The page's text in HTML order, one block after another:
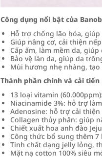
Công dụng nổi bật của
Hỗ trợ chống lão hóa,
Giúp nâng cơ, cải thiện
Cấp ẩm, làm mềm da,
Bảo vệ làn da, giúp da
Mùi hương nhẹ nhàng,
Thành phần chính và cải
13 loại vitamin
Niacinamide 3%: hỗ trợ
Adenosine: hỗ trợ cải
Collagen thủy phân: giúp
Chiết xuất hoa anh đào
Công thức bổ sung thêm
Tinh chất dạng jelly lỏng,
Mặt nạ cotton 100% siêu